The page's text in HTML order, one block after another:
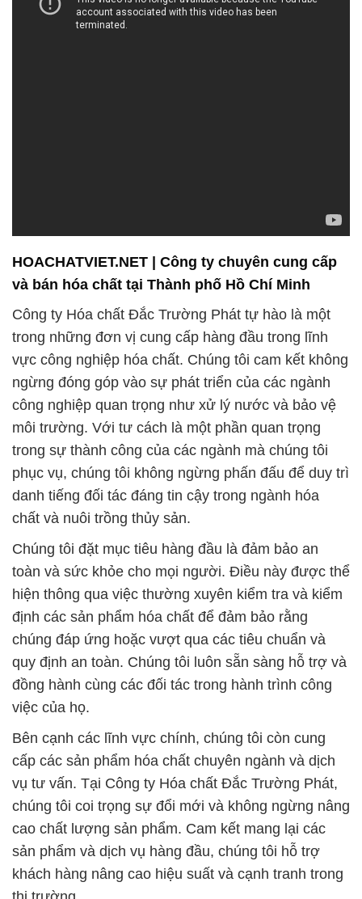
chất và nuôi trồng thủy sản.
cấp các sản phẩm hóa chất chuyên ngành và dịch
vụ tư vấn. Tại Công ty Hóa chất Đắc Trường Phát,
chúng tôi coi trọng sự đổi mới và không ngừng nâng
cao chất lượng sản phẩm. Cam kết mang lại các
sản phẩm và dịch vụ hàng đầu, chúng tôi hỗ trợ
khách hàng nâng cao hiệu suất và cạnh tranh trong
thị trường.
Quy trình sản xuất của chúng tôi tuân thủ các tiêu
chuẩn nghiêm ngặt và sử dụng công nghệ tiên tiến
nhất để đảm bảo rằng mọi sản phẩm đều đáp ứng
hoặc vượt qua các yêu cầu chất lượng cao nhất. Sự
đa dạng trong danh mục sản phẩm đảm bảo rằng
khách hàng sẽ tìm thấy mọi thứ cần thiết cho nhu
cầu công việc hoặc dự án của họ.
Trong lĩnh vực Y Tế và Dược Phẩm, chúng tôi đặt
sự quan trọng lớn vào chất lượng và tính an toàn
của hóa chất. Chúng tôi cam kết đóng góp vào sự
phát triển của ngành này thông qua việc cung cấp
các sản phẩm đáp ứng các tiêu chuẩn cao nhất.
Chúng tôi mong muốn tiếp tục là đối tác đáng tin
cậy và đóng góp tích cực vào sự phát triển bền
vững của các ngành công nghiệp mà chúng tôi phục
vụ.
# Đơn vị phân phối [ thương mại ] Hóa Chất Công
Nghiệp Bột Orthoboric & Acid Orthoboric
# Đơn vị chuyên cung ứng Ø bán Hóa Chất Công
Nghiệp Bột Orthoboric & Acid Orthoboric